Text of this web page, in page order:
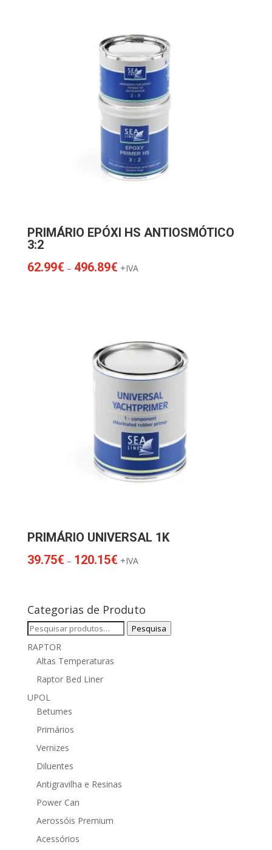
PRIMÁRIO EPÓXI HS ANTIOSMÓTICO
3:2
62.99€ – 496.89€Price
+IVA
PRIMÁRIO UNIVERSAL 1K
39.75€ – 120.15€Price
120.15€
+IVA
Categorias de Produto
Pesquisar
Pesquisa
RAPTOR
Altas Temperaturas
Raptor Bed Liner
UPOL
Betumes
Primários
Vernizes
Diluentes
Antigravilha e Resinas
Power Can
Aerossóis Premium
Acessórios